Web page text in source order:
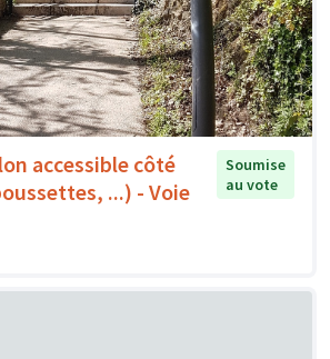
accessible côté
...) - Voie
Soumise
au vote